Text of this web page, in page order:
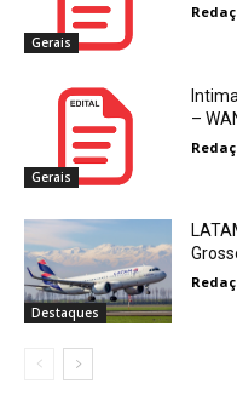
Gerais
Gerais
–
Destaques